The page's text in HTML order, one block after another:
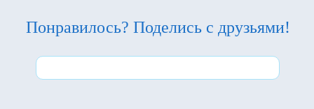
Понравилось? Поделись с друзьями!